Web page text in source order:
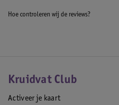
Hoe controleren wij de reviews?
Kruidvat Club
Activeer je kaart